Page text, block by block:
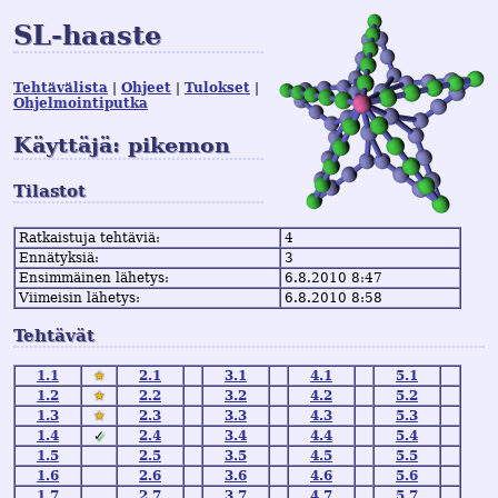
SL-haaste
Tehtävälista Ohjeet
Tulokset
Ohjelmointiputka
Käyttäjä: pikemon
Tilastot
Ratkaistuja tehtäviä:
4
Ennätyksiä:
3
Ensimmäinen lähetys:
6.8.2010 8:47
Viimeisin lähetys:
6.8.2010 8:58
Tehtävät
1.1 ★ 2.1 3.1 4.1
5.1
1.2
★ 2.2 3.2 4.2
5.2
1.3
★ 2.3 3.3 4.3
5.3
1.4
✓ 2.4 3.4 4.4
5.4
1.5
2.5 3.5 4.5
5.5
1.6
2.6 3.6 4.6
5.6